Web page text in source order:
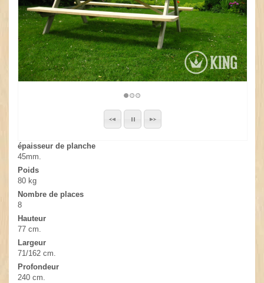
épaisseur de planche
45mm.
Poids
80 kg
Nombre de places
8
Hauteur
77 cm.
Largeur
71/162 cm.
Profondeur
240 cm.